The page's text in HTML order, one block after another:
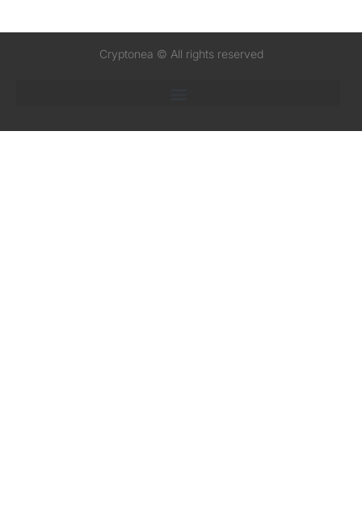
Cryptonea © All rights reserved